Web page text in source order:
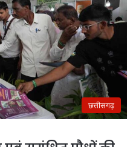
छत्तीसगढ़